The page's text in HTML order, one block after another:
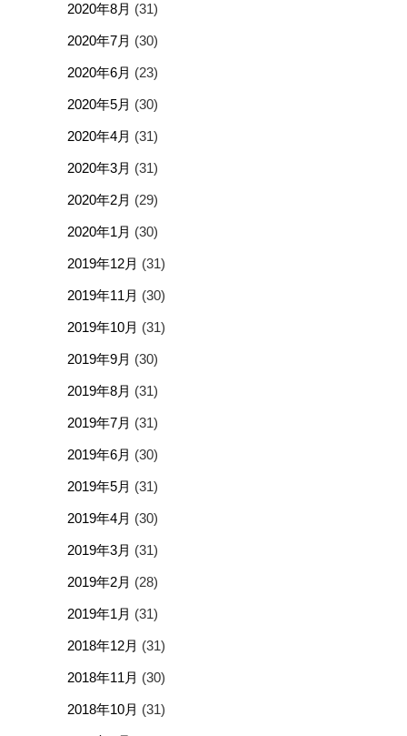
2020年8月 (31)
2020年7月 (30)
2020年6月 (23)
2020年5月 (30)
2020年4月 (31)
2020年3月 (31)
2020年2月 (29)
2020年1月 (30)
2019年12月 (31)
2019年11月 (30)
2019年10月 (31)
2019年9月 (30)
2019年8月 (31)
2019年7月 (31)
2019年6月 (30)
2019年5月 (31)
2019年4月 (30)
2019年3月 (31)
2019年2月 (28)
2019年1月 (31)
2018年12月 (31)
2018年11月 (30)
2018年10月 (31)